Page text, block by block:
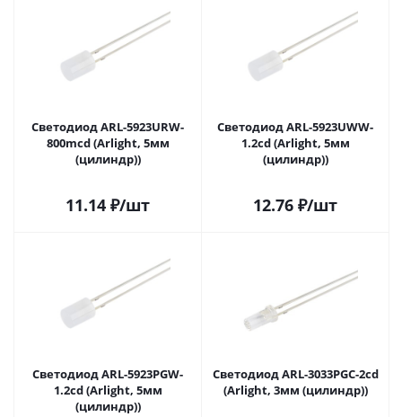
Светодиод ARL-5923URW-
800mcd (Arlight, 5мм
(цилиндр))
11.14 ₽/шт
Светодиод ARL-5923UWW-
1.2cd (Arlight, 5мм
(цилиндр))
12.76 ₽/шт
Светодиод ARL-5923PGW-
1.2cd (Arlight, 5мм
(цилиндр))
Светодиод ARL-3033PGC-2cd
(Arlight, 3мм (цилиндр))